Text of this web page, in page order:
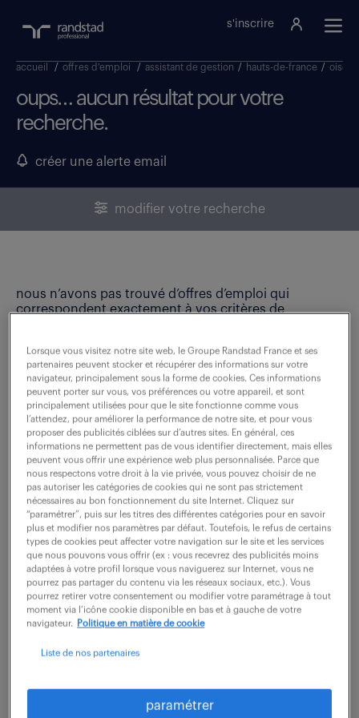
s'inscrire
accueil / offres d'emploi / assistant de gestion / hauts-de-france / oise
oups… aucun résultat pour votre
recherche.
créer une alerte email
modifier votre recherche
nous n’avons pas trouvé d’offres d’emploi qui
correspondent exactement à vos critères de
ne ratez aucune
opportunité.
recevez chaque semaine par mail les offres qui
correspondent à votre dernière recherche.
créer une alerte
partagez-nous
Lorsque vous visitez notre site web, le Groupe Randstad France et ses
partenaires peuvent stocker et récupérer des informations sur votre
navigateur, principalement sous la forme de cookies. Ces informations
peuvent porter sur vous, vos préférences ou votre appareil, et sont
principalement utilisées pour que le site fonctionne comme vous
l’attendez, pour améliorer la performance de notre site, et pour vous
proposer des publicités ciblées sur d’autres sites. En général, ces
informations ne permettent pas de vous identifier directement, mais elles
peuvent vous offrir une expérience web plus personnalisée. Parce que
nous respectons votre droit à la vie privée, vous pouvez choisir de ne
pas autoriser les catégories de cookies qui ne sont pas strictement
nécessaires au bon fonctionnement du site Internet. Cliquez sur
“paramétrer”, puis sur les titres des différentes catégories pour en savoir
plus et modifier nos paramètres par défaut. Toutefois, le refus de certains
types de cookies peut affecter votre navigation sur le site et les services
que nous pouvons vous offrir (ex : vous recevrez des publicités moins
adaptées à votre profil lorsque vous naviguerez sur Internet, vous ne
pourrez pas partager du contenu via les réseaux sociaux, etc.). Vous
pourrez retirer votre consentement ou modifier votre paramétrage à tout
moment via l’icône cookie disponible en bas et à gauche de votre
navigateur.
Politique en matière de cookie
Liste de nos partenaires
paramétrer